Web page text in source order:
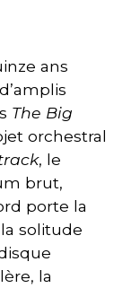
ans
The Big
orchestral
, le
brut,
porte la
solitude
la